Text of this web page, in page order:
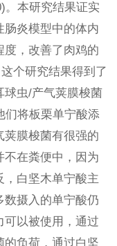
。本研究结果证实
肠炎模型中的体内
度，改善了肉鸡的
个研究结果得到了
球虫/产气荚膜梭菌
们将板栗单宁酸添
荚膜梭菌有很强的
不在粪便中，因为
，白坚木单宁酸主
数摄入的单宁酸仍
可以被使用，通过
的负荷，通过白坚